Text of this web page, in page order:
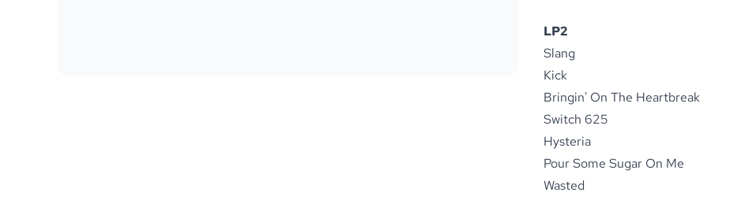
LP2
Slang
Kick
Bringin' On The Heartbreak
Switch 625
Hysteria
Pour Some Sugar On Me
Wasted